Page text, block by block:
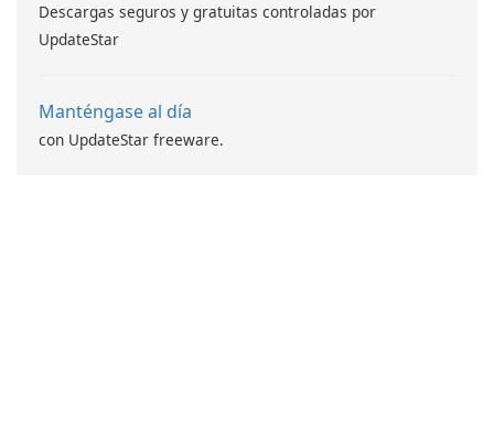
Descargas seguros y gratuitas controladas por
UpdateStar
Manténgase al día
con UpdateStar freeware.